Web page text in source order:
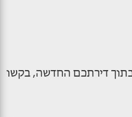
דירתכם החדשה, בקשו